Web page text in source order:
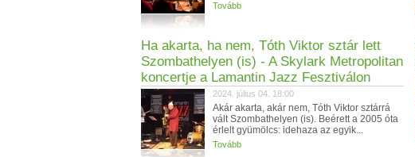
Tovább
Ha akarta, ha nem, Tóth Viktor sztár lett
Szombathelyen (is) - A Skylark Metropolitan
koncertje a Lamantin Jazz Fesztiválon
2024. július 04. 18:00
Akár akarta, akár nem, Tóth Viktor sztárrá
vált Szombathelyen (is). Beérett a 2005 óta
érlelt gyümölcs: idehaza az egyik...
Tovább